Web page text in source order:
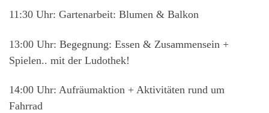
11:30 Uhr: Gartenarbeit: Blumen & Balkon
13:00 Uhr: Begegnung: Essen & Zusammensein +
Spielen.. mit der Ludothek!
14:00 Uhr: Aufräumaktion + Aktivitäten rund um
Fahrrad